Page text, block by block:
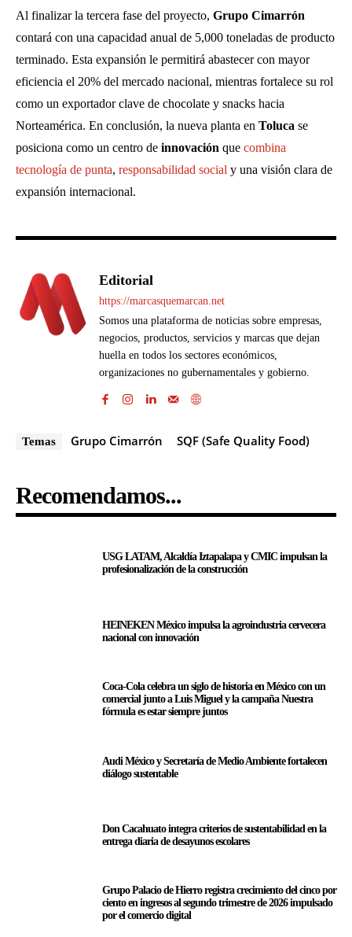
Al finalizar la tercera fase del proyecto, Grupo Cimarrón
contará con una capacidad anual de 5,000 toneladas de producto
terminado. Esta expansión le permitirá abastecer con mayor
eficiencia el 20% del mercado nacional, mientras fortalece su rol
como un exportador clave de chocolate y snacks hacia
Norteamérica. En conclusión, la nueva planta en Toluca se
posiciona como un centro de innovación que combina
tecnología de punta, responsabilidad social y una visión clara de
expansión internacional.
Editorial
https://marcasquemarcan.net
Somos una plataforma de noticias sobre empresas,
negocios, productos, servicios y marcas que dejan
huella en todos los sectores económicos,
organizaciones no gubernamentales y gobierno.
Temas Grupo Cimarrón SQF (Safe Quality Food)
Recomendamos...
USG LATAM, Alcaldía Iztapalapa y CMIC impulsan la
profesionalización de la construcción
HEINEKEN México impulsa la agroindustria cervecera
nacional con innovación
Coca-Cola celebra un siglo de historia en México con un
comercial junto a Luis Miguel y la campaña Nuestra
fórmula es estar siempre juntos
Audi México y Secretaría de Medio Ambiente fortalecen
diálogo sustentable
Don Cacahuato integra criterios de sustentabilidad en la
entrega diaria de desayunos escolares
Grupo Palacio de Hierro registra crecimiento del cinco por
ciento en ingresos al segundo trimestre de 2026 impulsado
por el comercio digital